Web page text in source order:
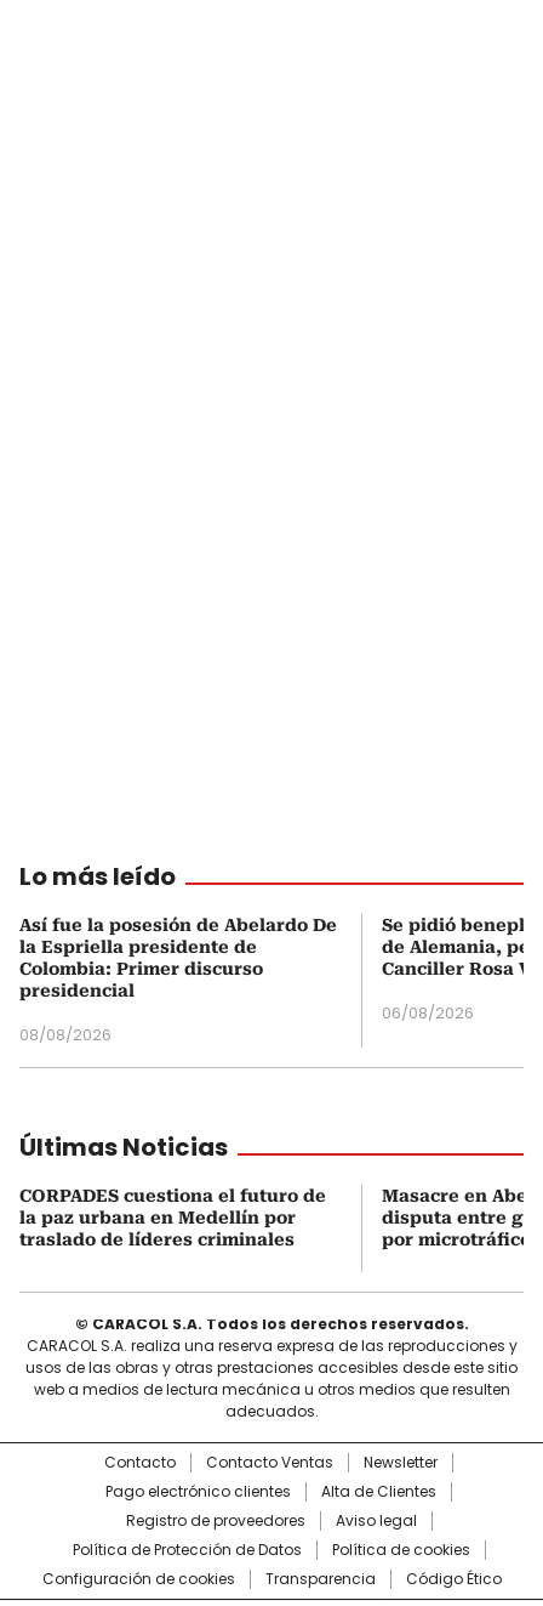
Lo más leído
Así fue la posesión de Abelardo De
la Espriella presidente de
Colombia: Primer discurso
presidencial
08/08/2026
Se pidió
de Alemania,
Canciller Rosa
06/08/2026
Últimas Noticias
CORPADES cuestiona el futuro de
la paz urbana en Medellín por
traslado de líderes criminales
Masacre en
disputa entre
por microtráfico
© CARACOL S.A. Todos los derechos reservados.
CARACOL S.A. realiza una reserva expresa de las reproducciones y
usos de las obras y otras prestaciones accesibles desde este sitio
web a medios de lectura mecánica u otros medios que resulten
adecuados.
Contacto Contacto Ventas
Newsletter
Pago electrónico clientes
Alta de Clientes
Registro de proveedores
Aviso legal
Política de Protección de Datos
Política de cookies
Configuración de cookies
Transparencia Código Ético